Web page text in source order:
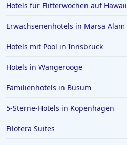
Hotels für Flitterwochen auf Hawaii
Erwachsenenhotels in Marsa Alam
Hotels mit Pool in Innsbruck
Hotels in Wangerooge
Familienhotels in Büsum
5-Sterne-Hotels in Kopenhagen
Filotera Suites